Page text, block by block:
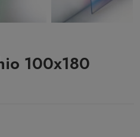
100x180